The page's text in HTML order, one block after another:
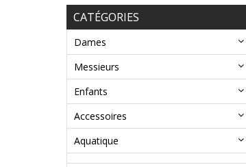
CATÉGORIES
Dames
Messieurs
Enfants
Accessoires
Aquatique